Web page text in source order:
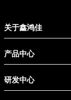
关于鑫鸿佳
产品中心
研发中心